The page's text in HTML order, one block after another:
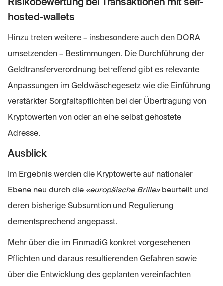
hosted-wallets
Hinzu treten weitere – insbesondere auch den DORA
umsetzenden – Bestimmungen. Die Durchführung der
Geldtransferverordnung betreffend gibt es relevante
Anpassungen im Geldwäschegesetz wie die Einführung
verstärkter Sorgfaltspflichten bei der Übertragung von
Kryptowerten von oder an eine selbst gehostete
Adresse.
Ausblick
Im Ergebnis werden die Kryptowerte auf nationaler
Ebene neu durch die «europäische Brille»beurteilt und
deren bisherige Subsumtion und Regulierung
dementsprechend angepasst.
Mehr über die im FinmadiG konkret vorgesehenen
Pflichten und daraus resultierenden Gefahren sowie
über die Entwicklung des geplanten vereinfachten